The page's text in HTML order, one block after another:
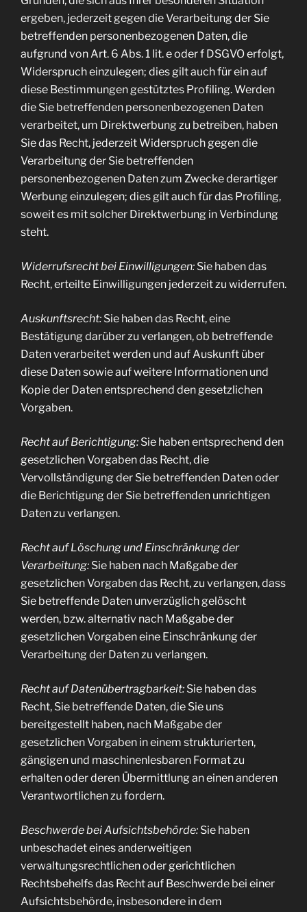
ergeben, jederzeit gegen die Verarbeitung der Sie
betreffenden personenbezogenen Daten, die
aufgrund von Art. 6 Abs. 1 lit. e oder f DSGVO erfolgt,
Widerspruch einzulegen; dies gilt auch für ein auf
diese Bestimmungen gestütztes Profiling. Werden
die Sie betreffenden personenbezogenen Daten
verarbeitet, um Direktwerbung zu betreiben, haben
Sie das Recht, jederzeit Widerspruch gegen die
Verarbeitung der Sie betreffenden
personenbezogenen Daten zum Zwecke derartiger
Werbung einzulegen; dies gilt auch für das Profiling,
soweit es mit solcher Direktwerbung in Verbindung
steht.
Widerrufsrecht bei Einwilligungen: Sie haben das
Recht, erteilte Einwilligungen jederzeit zu widerrufen.
Auskunftsrecht: Sie haben das Recht, eine
Bestätigung darüber zu verlangen, ob betreffende
Daten verarbeitet werden und auf Auskunft über
diese Daten sowie auf weitere Informationen und
Kopie der Daten entsprechend den gesetzlichen
Vorgaben.
Recht auf Berichtigung: Sie haben entsprechend den
gesetzlichen Vorgaben das Recht, die
Vervollständigung der Sie betreffenden Daten oder
die Berichtigung der Sie betreffenden unrichtigen
Daten zu verlangen.
Recht auf Löschung und Einschränkung der
Verarbeitung: Sie haben nach Maßgabe der
gesetzlichen Vorgaben das Recht, zu verlangen, dass
Sie betreffende Daten unverzüglich gelöscht
werden, bzw. alternativ nach Maßgabe der
gesetzlichen Vorgaben eine Einschränkung der
Verarbeitung der Daten zu verlangen.
Recht auf Datenübertragbarkeit: Sie haben das
Recht, Sie betreffende Daten, die Sie uns
bereitgestellt haben, nach Maßgabe der
gesetzlichen Vorgaben in einem strukturierten,
gängigen und maschinenlesbaren Format zu
erhalten oder deren Übermittlung an einen anderen
Verantwortlichen zu fordern.
Beschwerde bei Aufsichtsbehörde: Sie haben
unbeschadet eines anderweitigen
verwaltungsrechtlichen oder gerichtlichen
Rechtsbehelfs das Recht auf Beschwerde bei einer
Aufsichtsbehörde, insbesondere in dem